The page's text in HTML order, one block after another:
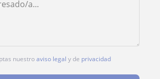
nuestroaviso legal y de privacidad